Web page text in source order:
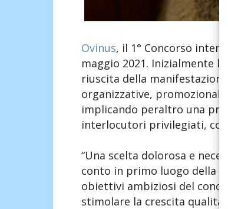
Ovinus, il 1° Concorso
maggio 2021. Inizialmente
riuscita della
organizzative, promozionali
implicando peraltro una
interlocutori privilegiati,
“Una scelta dolorosa e
conto in primo luogo della
obiettivi ambiziosi del
stimolare la crescita